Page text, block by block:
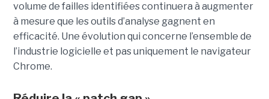
volume de failles identifiées continuera à augmenter
à mesure que les outils d’analyse gagnent en
efficacité. Une évolution qui concerne l’ensemble de
l’industrie logicielle et pas uniquement le navigateur
Chrome.